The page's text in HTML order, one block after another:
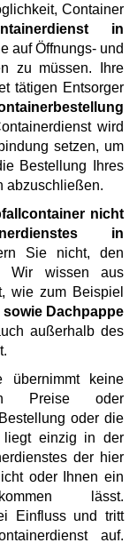
Container
in
auf Öffnungs- und
zu müssen. Ihre
tätigen Entsorger
wird
setzen, um
Bestellung Ihres
abzuschließen.
nicht
in
Sie nicht, den
Wir wissen aus
wie zum Beispiel
Dachpappe
außerhalb des
übernimmt keine
Preise oder
oder die
liegt einzig in der
der hier
oder Ihnen ein
lässt.
Einfluss und tritt
auf.